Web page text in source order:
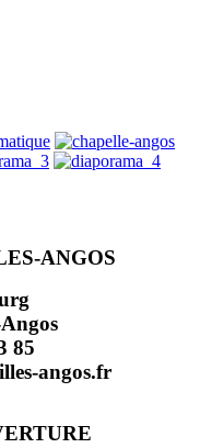
ANGOS
85
angos.fr